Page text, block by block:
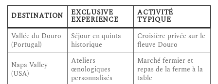
DESTINATION EXCLUSIVE
EXPERIENCE
ACTIVITÉ
TYPIQUE
Vallée du Douro
(Portugal)
Séjour en quinta
historique
Croisière privée sur le
fleuve Douro
Napa Valley
(USA)
Ateliers
œnologiques
personnalisés
Marché fermier et
repas de la ferme à la
table